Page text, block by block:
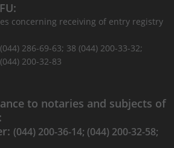
concerning receiving of entry registry
286-69-63; 38 (044) 200-33-32;
200-32-83
to notaries and subjects of
(044) 200-36-14; (044) 200-32-58;